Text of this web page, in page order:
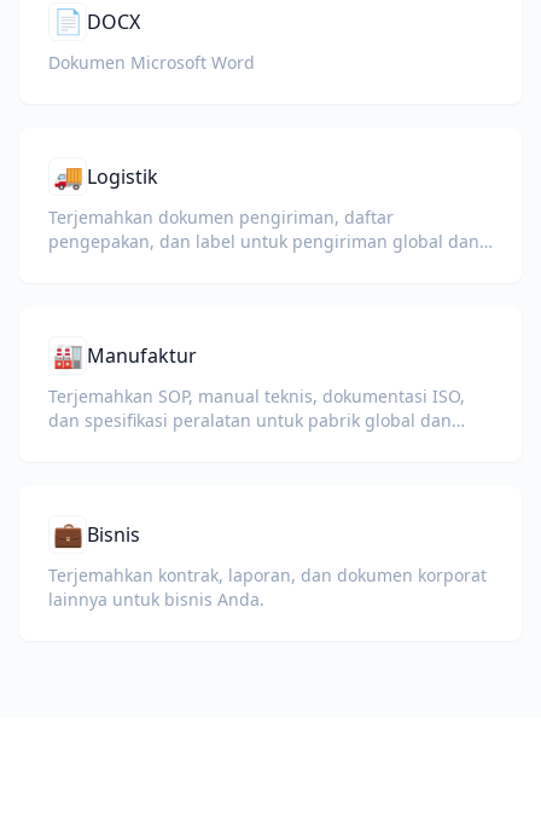
📄 DOCX
Dokumen Microsoft Word
🚚 Logistik
Terjemahkan dokumen pengiriman, daftar
pengepakan, dan label untuk pengiriman global dan
🏭 Manufaktur
Terjemahkan SOP, manual teknis, dokumentasi ISO,
dan spesifikasi peralatan untuk pabrik global dan
💼 Bisnis
Terjemahkan kontrak, laporan, dan dokumen korporat
lainnya untuk bisnis Anda.